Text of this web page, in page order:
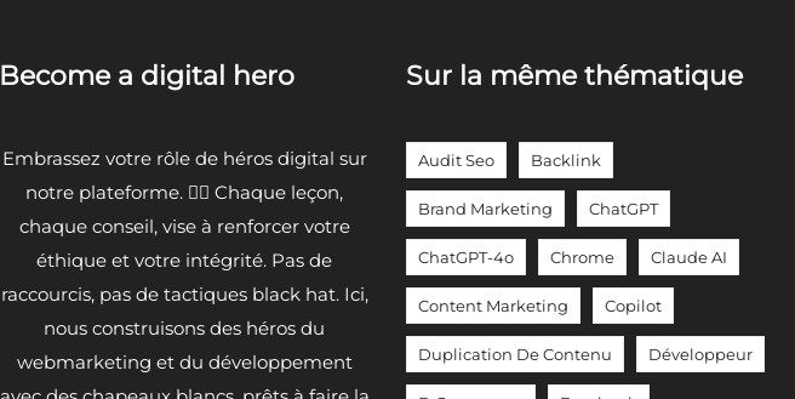
Become a digital hero
Embrassez votre rôle de héros digital sur
notre plateforme. 🦸‍♂️ Chaque leçon,
chaque conseil, vise à renforcer votre
éthique et votre intégrité. Pas de
raccourcis, pas de tactiques black hat. Ici,
nous construisons des héros du
webmarketing et du développement
Sur la même thématique
Audit Seo Backlink
Brand Marketing ChatGPT
ChatGPT-4o Chrome Claude AI
Content Marketing Copilot
Duplication De Contenu Développeur